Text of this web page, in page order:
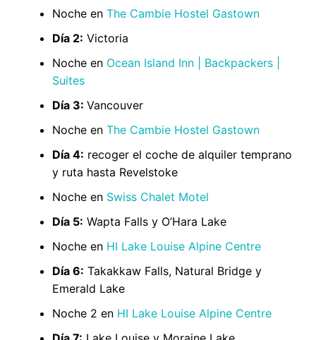
Noche en The Cambie Hostel Gastown
Día 2: Victoria
Noche en Ocean Island Inn | Backpackers |
Suites
Día 3: Vancouver
Noche en The Cambie Hostel Gastown
Día 4: recoger el coche de alquiler temprano
y ruta hasta Revelstoke
Noche en Swiss Chalet Motel
Día 5: Wapta Falls y O’Hara Lake
Noche en HI Lake Louise Alpine Centre
Día 6: Takakkaw Falls, Natural Bridge y
Emerald Lake
Noche 2 en HI Lake Louise Alpine Centre